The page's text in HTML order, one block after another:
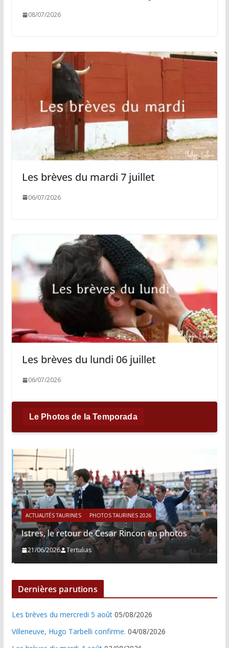
08/07/2026
Les brèves du mardi 7 juillet
06/07/2026
Les brèves du lundi 06 juillet
06/07/2026
Le Photos de la Temporada
ACTUALITÉS TAURINES PHOTOS TAURINES 2026
Istres, le retour de Cesar Rincon en photos
21/06/2026 Tertulias
Dernières parutions
Les brèves du mercredi 5 août 05/08/2026
Villeneuve, Hugo Tarbelli confirme. 04/08/2026